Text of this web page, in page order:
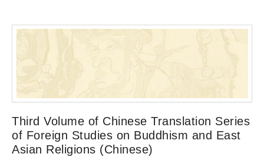
Third Volume of Chinese Translation Series
of Foreign Studies on Buddhism and East
Asian Religions (Chinese)